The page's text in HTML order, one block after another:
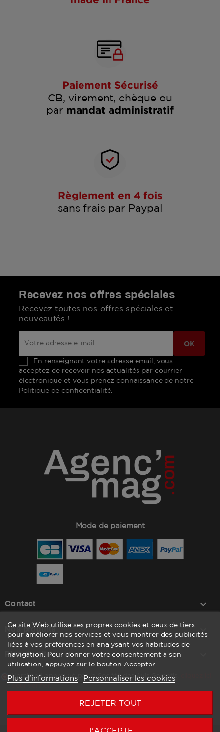
Paiement Sécurisé
CB, virement, chèque ou
par mandat administratif
Règlement en 4 fois
sans frais par Paypal
Recevez nos offres spéciales
Recevez toutes nos offres spéciales et
nouveautés !
En renseignant votre adresse email, vous
acceptez de recevoir nos actualités par courrier
électronique et vous prenez connaissance de notre
Politique de confidentialité.
Mode de paiement
Contact keyboard_arrow_down
Nos produits 
Plan du site
Marchand approuvé par la Société des Avis Garantis,
Ce site Web utilise ses propres cookies et ceux de tiers
pour améliorer nos services et vous montrer des publicités
liées à vos préférences en analysant vos habitudes de
navigation. Pour donner votre consentement à son
utilisation, appuyez sur le bouton Accepter.
Plus d'informations Personnaliser les cookies
REJETER TOUT
J'ACCEPTE